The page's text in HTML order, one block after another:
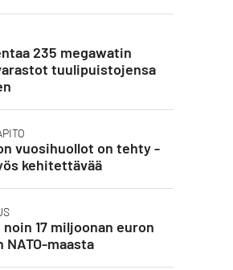
235 megawatin
tuulipuistojensa
vuosihuollot on tehty -
kehitettävää
noin 17 miljoonan euron
NATO-maasta